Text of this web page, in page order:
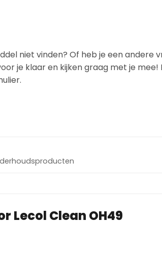
niet vinden? Of heb je een andere
je klaar en kijken graag met je
Lecol Clean OH49